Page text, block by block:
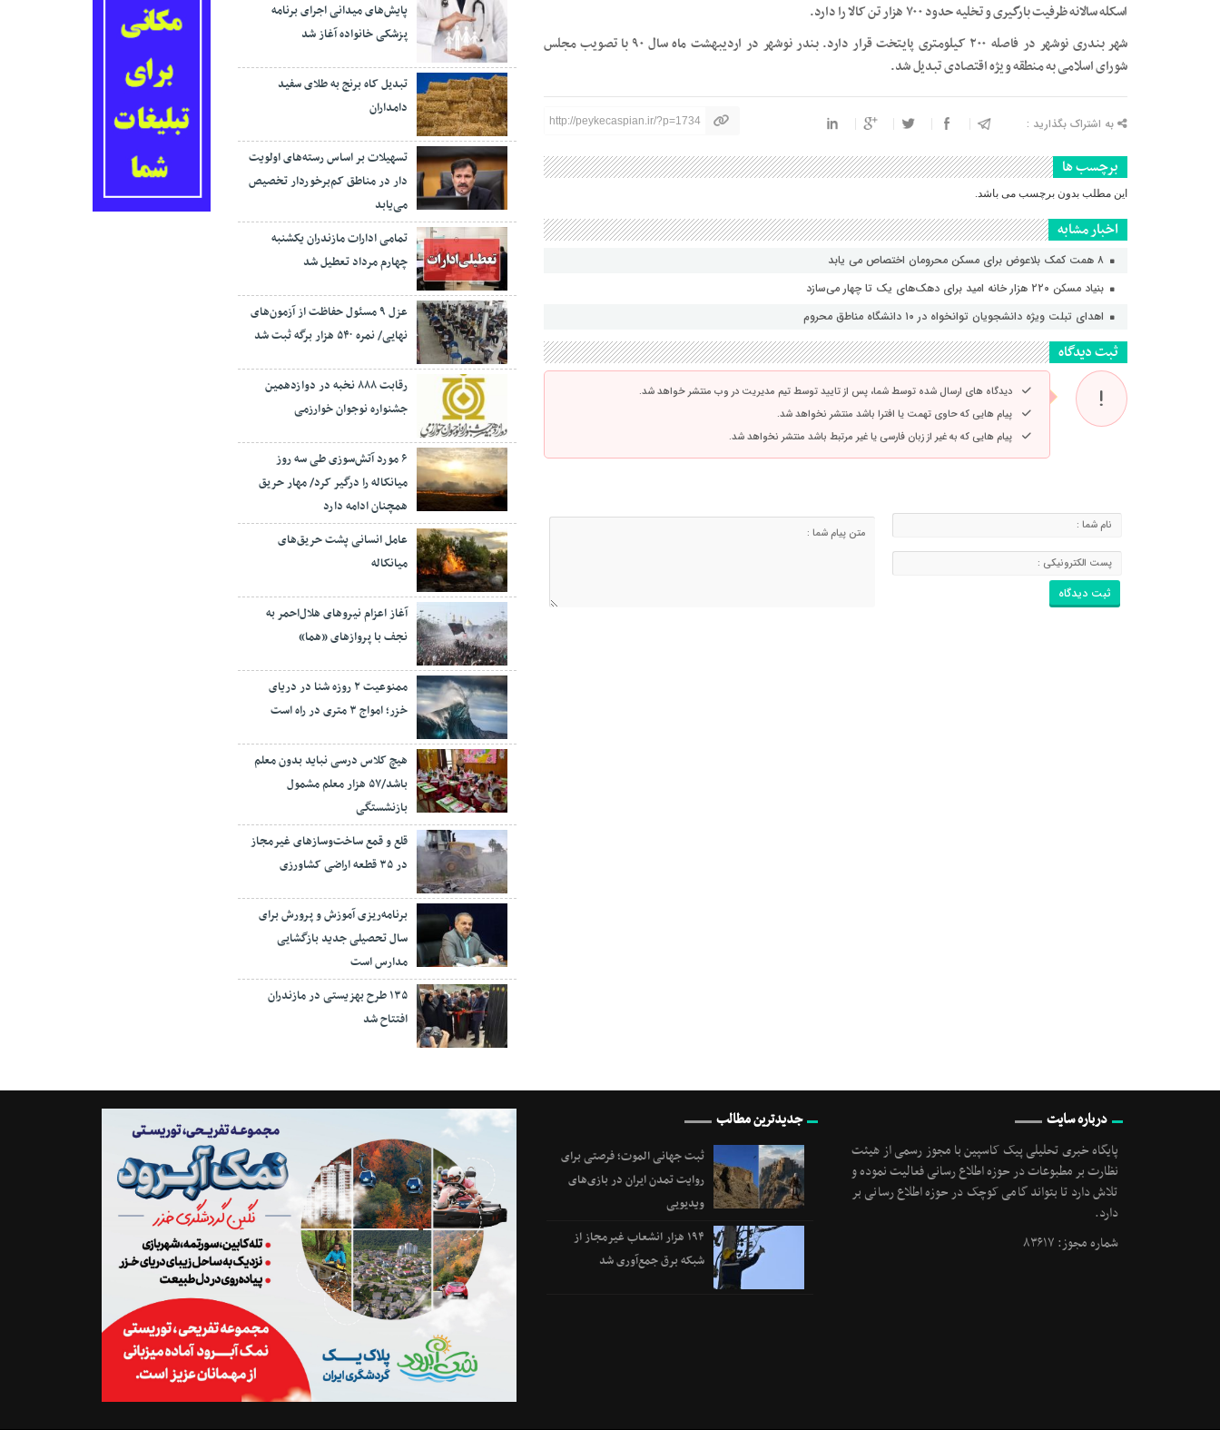
اسکله سالانه ظرفیت بارگیری و تخلیه حدود ۷۰۰ هزار تن کالا را دارد.
شهر بندری نوشهر در فاصله ۲۰۰ کیلومتری پایتخت قرار دارد. بندر نوشهر در اردیبهشت ماه سال ۹۰ با تصویب مجلس
شورای اسلامی به منطقه ویژه اقتصادی تبدیل شد.
به اشتراک بگذارید : http://peykecaspian.ir/?p=1734
برچسب ها
این مطلب بدون برچسب می باشد.
اخبار مشابه
۸ همت کمک بلاعوض برای مسکن محرومان اختصاص می یابد
بنیاد مسکن ۲۲۰ هزار خانه امید برای دهک‌های یک تا چهار می‌سازد
اهدای تبلت ویژه دانشجویان توانخواه در ۱۰ دانشگاه مناطق محروم
ثبت دیدگاه
دیدگاه های ارسال شده توسط شما، پس از تایید توسط تیم مدیریت در وب منتشر خواهد شد.
پیام هایی که حاوی تهمت یا افترا باشد منتشر نخواهد شد.
پیام هایی که به غیر از زبان فارسی یا غیر مرتبط باشد منتشر نخواهد شد.
پایش‌های میدانی اجرای برنامه
پزشکی خانواده آغاز شد
تبدیل کاه برنج به طلای سفید
دامداران
تسهیلات بر اساس رسته‌های اولویت
دار در مناطق کم‌برخوردار تخصیص
می‌یابد
تمامی ادارات مازندران یکشنبه
چهارم مرداد تعطیل شد
عزل ۹ مسئول حفاظت از آزمون‌های
نهایی/ نمره ۵۴۰ هزار برگه ثبت شد
رقابت ۸۸۸ نخبه در دوازدهمین
جشنواره نوجوان خوارزمی
۶ مورد آتش‌سوزی طی سه روز
میانکاله را درگیر کرد/ مهار حریق
همچنان ادامه دارد
عامل انسانی پشت حریق‌های
میانکاله
آغاز اعزام نیروهای هلال‌احمر به
نجف با پروازهای «هما»
ممنوعیت ۲ روزه شنا در دریای
خزر؛ امواج ۳ متری در راه است
هیچ کلاس درسی نباید بدون معلم
باشد/۵۷ هزار معلم مشمول
بازنشستگی
قلع و قمع ساخت‌وسازهای غیرمجاز
در ۳۵ قطعه اراضی کشاورزی
برنامه‌ریزی آموزش و پرورش برای
سال تحصیلی جدید بازگشایی
مدارس است
۱۳۵ طرح بهزیستی در مازندران
افتتاح شد
درباره سایت
پایگاه خبری تحلیلی پیک کاسپین با مجوز رسمی از هیئت
نظارت بر مطبوعات در حوزه اطلاع رسانی فعالیت نموده و
تلاش دارد تا بتواند گامی کوچک در حوزه اطلاع رسانی بر
دارد.
شماره مجوز: ۸۳۶۱۷
جدیدترین مطالب
ثبت جهانی الموت؛ فرصتی برای
روایت تمدن ایران در بازی‌های
ویدیویی
۱۹۴ هزار انشعاب غیرمجاز از
شبکه برق جمع‌آوری شد